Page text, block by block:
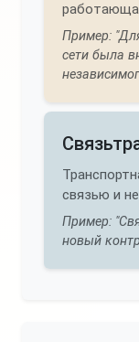
Пример:
сети была
связью и
Пример:
новый